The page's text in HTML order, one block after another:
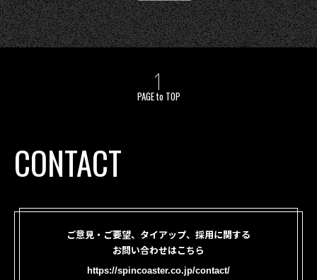
PAGE to TOP
CONTACT
ご意見・ご要望、タイアップ、採用に関する
お問い合わせはこちら
https://spincoaster.co.jp/contact/